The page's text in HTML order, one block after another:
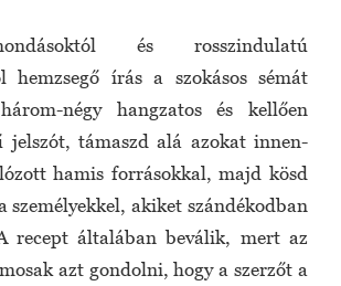
és rosszindulatú
hemzsegő írás a szokásos sémát
négy hangzatos és kellően
jelszót, támaszd alá azokat innen-
hamis forrásokkal, majd kösd
személyekkel, akiket szándékodban
recept általában beválik, mert az
azt gondolni, hogy a szerzőt a